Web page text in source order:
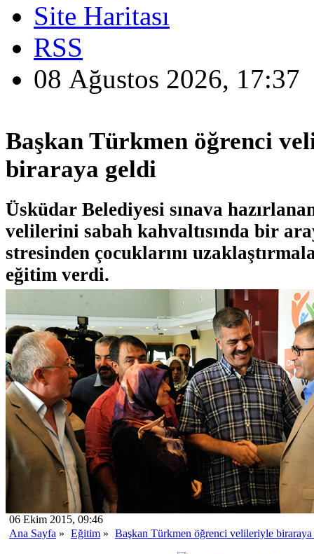
Site Haritası
RSS
08 Ağustos 2026, 17:37
Başkan Türkmen öğrenci
biraraya geldi
Üsküdar Belediyesi sınava
velilerini sabah kahvaltısında bir
stresinden çocuklarını
eğitim verdi.
06 Ekim 2015, 09:46
Ana Sayfa » Eğitim » Başkan Türkmen öğrenci velileriyle